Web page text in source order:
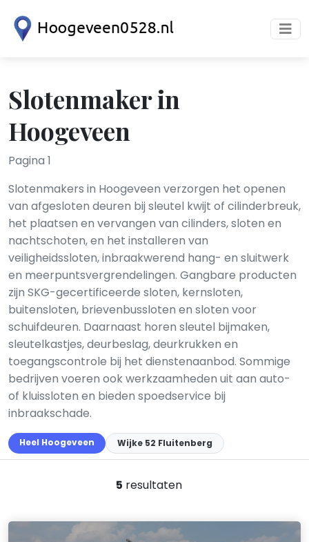
Slotenmaker in
Hoogeveen
Pagina 1
Slotenmakers in Hoogeveen verzorgen het openen
van afgesloten deuren bij sleutel kwijt of cilinderbreuk,
het plaatsen en vervangen van cilinders, sloten en
nachtschoten, en het installeren van
veiligheidssloten, inbraakwerend hang- en sluitwerk
en meerpuntsvergrendelingen. Gangbare producten
zijn SKG-gecertificeerde sloten, kernsloten,
buitensloten, brievenbussloten en sloten voor
schuifdeuren. Daarnaast horen sleutel bijmaken,
sleutelkastjes, deurbeslag, deurkrukken en
toegangscontrole bij het dienstenaanbod. Sommige
bedrijven voeren ook werkzaamheden uit aan auto-
of kluis­sloten en bieden spoedservice bij
inbraakschade.
Heel Hoogeveen Wijke 52 Fluitenberg
5 resultaten